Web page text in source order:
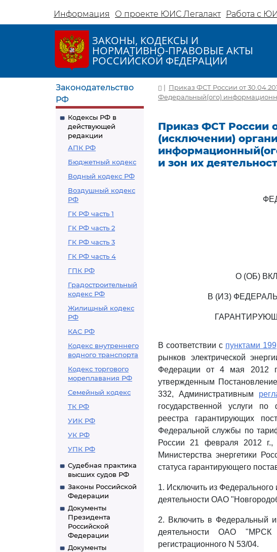
Информация О проекте ЮИС Легалакт Работа с
ЗАКОНЫ, КОДЕКСЫ И
НОРМАТИВНО-ПРАВОВЫЕ АКТЫ
РОССИЙСКОЙ ФЕДЕРАЦИИ
Законодательство
РФ
Кодексы РФ в
действующей
редакции
АПК РФ
Бюджетный кодекс
Водный кодекс РФ
Воздушный кодекс
РФ
ГК РФ часть 1
ГК РФ часть 2
ГК РФ часть 3
ГК РФ часть 4
ГПК РФ
Градостроительный
кодекс РФ
Жилищный кодекс
РФ
КАС РФ
Кодекс внутреннего
водного транспорта
Кодекс торгового
мореплавания РФ
Семейный кодекс
ТК РФ
УИК РФ
УК РФ
УПК РФ
Судебная практика
высших судов РФ
Законы Российской
Федерации
Документы
Президента
Российской
Федерации
Документы
| Приказ ФСТ России от
Федеральный(ого)
Приказ ФСТ России
(исключении)
и зон их
О (ОБ)
В (ИЗ)
В соответствии с пунктами 199
рынков электрической
Федерации от 4 мая 2012
утвержденным
332, Административным
государственной услуги
реестра гарантирующих
Федеральной службы по
России 21 февраля 2012
Министерства энергетики
статуса гарантирующего
1. Исключить из
деятельности ОАО
2. Включить в Федеральный
деятельности ОАО "МРСК
регистрационного N 53/04.